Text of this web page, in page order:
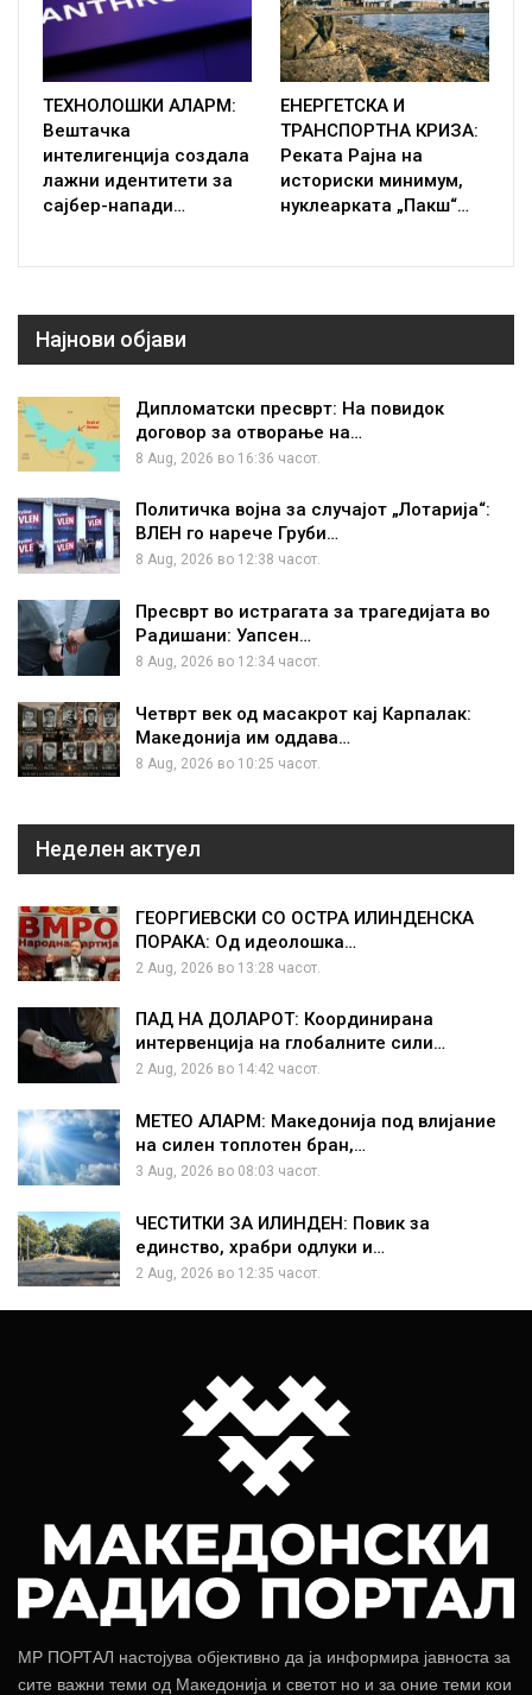
ТЕХНОЛОШКИ АЛАРМ:
Вештачка
интелигенција создала
лажни идентитети за
сајбер-напади…
ЕНЕРГЕТСКА И
ТРАНСПОРТНА КРИЗА:
Реката Рајна на
историски минимум,
нуклеарката „Пакш“…
Најнови објави
Дипломатски пресврт: На повидок
договор за отворање на…
8 Aug, 2026 во 16:36 часот.
Политичка војна за случајот „Лотарија“:
ВЛЕН го нарече Груби…
8 Aug, 2026 во 12:38 часот.
Пресврт во истрагата за трагедијата во
Радишани: Уапсен…
8 Aug, 2026 во 12:34 часот.
Четврт век од масакрот кај Карпалак:
Македонија им оддава…
8 Aug, 2026 во 10:25 часот.
Неделен актуел
ГЕОРГИЕВСКИ СО ОСТРА ИЛИНДЕНСКА
ПОРАКА: Од идеолошка…
2 Aug, 2026 во 13:28 часот.
ПАД НА ДОЛАРОТ: Координирана
интервенција на глобалните сили…
2 Aug, 2026 во 14:42 часот.
МЕТЕО АЛАРМ: Македонија под влијание
на силен топлотен бран,…
3 Aug, 2026 во 08:03 часот.
ЧЕСТИТКИ ЗА ИЛИНДЕН: Повик за
единство, храбри одлуки и…
2 Aug, 2026 во 12:35 часот.
МР ПОРТАЛ настојува објективно да ја информира јавноста за
сите важни теми од Македонија и светот но и за оние теми кои